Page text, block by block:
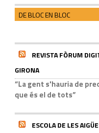
DE BLOC EN BLOC
REVISTA FÒRUM
GIRONA
“La gent s'hauria de
que és el de tots”
ESCOLA DE LES